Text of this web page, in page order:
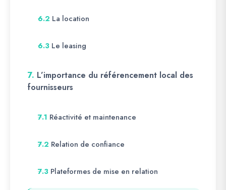
6.2 La location
6.3 Le leasing
7. L’importance du référencement local des
fournisseurs
7.1 Réactivité et maintenance
7.2 Relation de confiance
7.3 Plateformes de mise en relation